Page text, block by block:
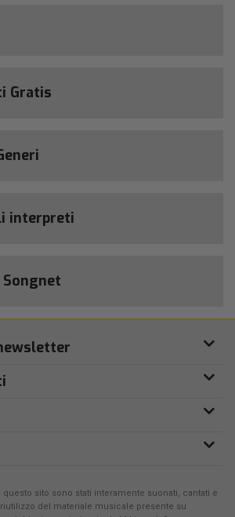
Gratis
interpreti
sito sono stati interamente suonati, cantati e
riutilizzo del materiale musicale presente su